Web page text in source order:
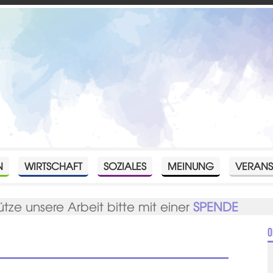
WIRTSCHAFT SOZIALES MEINUNG
unsere Arbeit bitte mit einerSPENDE